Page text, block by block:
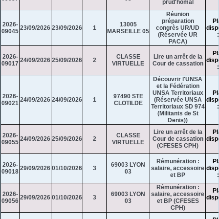
prud'homal
2026-
09045 23/09/2026 23/09/2026 1
13005
MARSEILLE 05
Réunion
préparation
congrès UR/UD
(Réservée UR
PACA)
2026-
09017 24/09/2026 25/09/2026 2
CLASSE
VIRTUELLE
Lire un arrêt de la
Cour de cassation
2026-
09021 24/09/2026 24/09/2026 1
97490 STE
CLOTILDE
Découvrir l'UNSA
et la Fédération
UNSA Territoriaux
(Réservée UNSA
Territoriaux SD 974
(Militants de St
Denis))
2026-
09055 24/09/2026 25/09/2026 2
CLASSE
VIRTUELLE
Lire un arrêt de la
Cour de cassation
(CFESES CPH)
2026-
09018 29/09/2026 01/10/2026 3
69003 LYON
03
Rémunération :
salaire, accessoire
et BP
2026-
09056 29/09/2026 01/10/2026 3
69003 LYON
03
Rémunération :
salaire, accessoire
et BP (CFESES
CPH)